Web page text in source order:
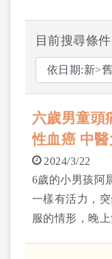
目前搜尋條
六歲男童頭
性血癌 中
細胞完全消
法輔助病童
2024/3/22
6歲的小男孩阿
一樣有活力，
服的情形，晚